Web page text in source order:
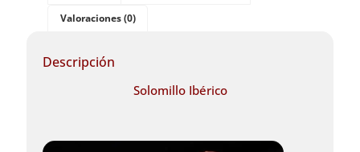
Valoraciones (0)
Descripción
Solomillo Ibérico